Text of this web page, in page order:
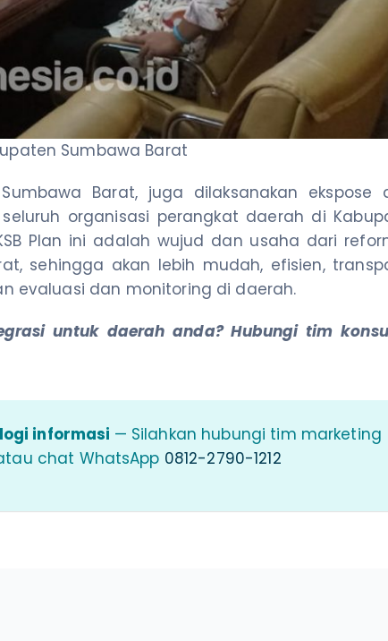
Sumbawa Barat
Barat, juga dilaksanakan ekspose
organisasi perangkat daerah di
Plan ini adalah wujud dan usaha dari
sehingga akan lebih mudah, efisien,
evaluasi dan monitoring di daerah.
untuk daerah anda? Hubungi tim
informasi — Silahkan hubungi tim marketing
chat WhatsApp 0812-2790-1212